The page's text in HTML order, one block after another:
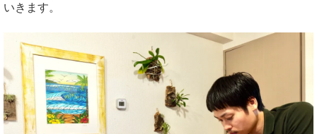
いきます。